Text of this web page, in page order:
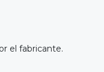
el fabricante.